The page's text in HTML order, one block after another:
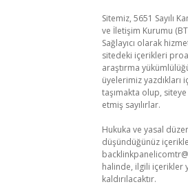
Sitemiz, 5651 Sayılı
ve İletişim Kurumu
Sağlayıcı olarak
sitedeki içerikleri
araştırma
üyelerimiz
taşımakta olup,
etmiş sayılırlar.
Hukuka ve yasal
düşündüğünüz
halinde, ilgili içerikler
kaldırılacaktır.